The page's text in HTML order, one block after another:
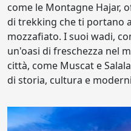
come le Montagne Hajar,
di trekking che ti portano
mozzafiato. I suoi wadi,
un'oasi di freschezza nel
città, come Muscat e
di storia, cultura e